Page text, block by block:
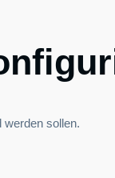
werden sollen.